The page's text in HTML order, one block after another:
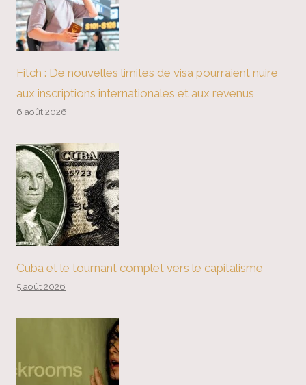
Fitch : De nouvelles limites de visa pourraient nuire
aux inscriptions internationales et aux revenus
6 août 2026
Cuba et le tournant complet vers le capitalisme
5 août 2026